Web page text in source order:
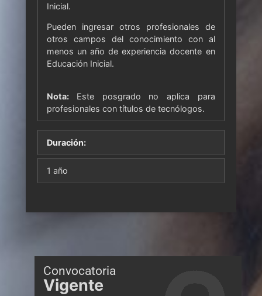
Inicial.
Pueden ingresar otros profesionales de
otros campos del conocimiento con al
menos un año de experiencia docente en
Educación Inicial.
Nota:Este posgrado no aplica para
profesionales con títulos de tecnólogos.
Duración:
1 año
Convocatoria
Vigente